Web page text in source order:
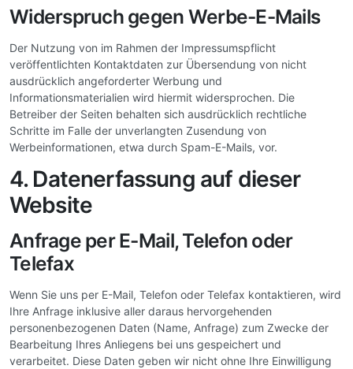
Widerspruch gegen Werbe-E-Mails
Der Nutzung von im Rahmen der Impressumspflicht
veröffentlichten Kontaktdaten zur Übersendung von nicht
ausdrücklich angeforderter Werbung und
Informationsmaterialien wird hiermit widersprochen. Die
Betreiber der Seiten behalten sich ausdrücklich rechtliche
Schritte im Falle der unverlangten Zusendung von
Werbeinformationen, etwa durch Spam-E-Mails, vor.
4. Datenerfassung auf dieser
Website
Anfrage per E-Mail, Telefon oder
Telefax
Wenn Sie uns per E-Mail, Telefon oder Telefax kontaktieren, wird
Ihre Anfrage inklusive aller daraus hervorgehenden
personenbezogenen Daten (Name, Anfrage) zum Zwecke der
Bearbeitung Ihres Anliegens bei uns gespeichert und
verarbeitet. Diese Daten geben wir nicht ohne Ihre Einwilligung